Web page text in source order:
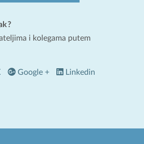
i kolegama putem
Google + Linkedin